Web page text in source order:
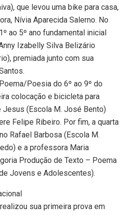
que levou uma bike para casa,
Nívia Aparecida Salerno. No
ao 5º ano fundamental inicial
Izabelly Silva Belizário
premiada junto com sua
Poesia do 6º ao 9º do
colocação e bicicleta para
Jesus (Escola M. José Bento)
Felipe Ribeiro. Por fim, a quarta
Rafael Barbosa (Escola M.
e a professora Maria
Produção de Texto – Poema
Jovens e Adolescentes).
sua primeira prova em